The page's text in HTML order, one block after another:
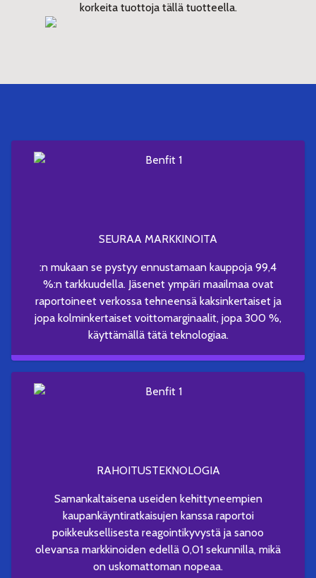
korkeita tuottoja tällä tuotteella.
SEURAA MARKKINOITA
:n mukaan se pystyy ennustamaan kauppoja 99,4
%:n tarkkuudella. Jäsenet ympäri maailmaa ovat
raportoineet verkossa tehneensä kaksinkertaiset ja
jopa kolminkertaiset voittomarginaalit, jopa 300 %,
käyttämällä tätä teknologiaa.
RAHOITUSTEKNOLOGIA
Samankaltaisena useiden kehittyneempien
kaupankäyntiratkaisujen kanssa raportoi
poikkeuksellisesta reagointikyvystä ja sanoo
olevansa markkinoiden edellä 0,01 sekunnilla, mikä
on uskomattoman nopeaa.